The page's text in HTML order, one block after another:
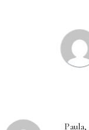
Paula,